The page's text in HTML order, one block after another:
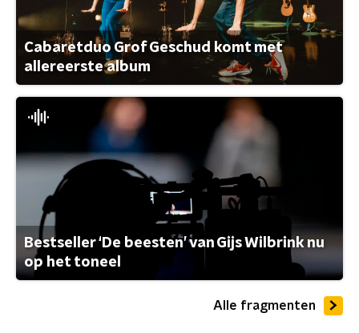
Cabaretduo Grof Geschud komt met
allereerste album
Bestseller ‘De beesten’ van Gijs Wilbrink nu
op het toneel
Alle fragmenten